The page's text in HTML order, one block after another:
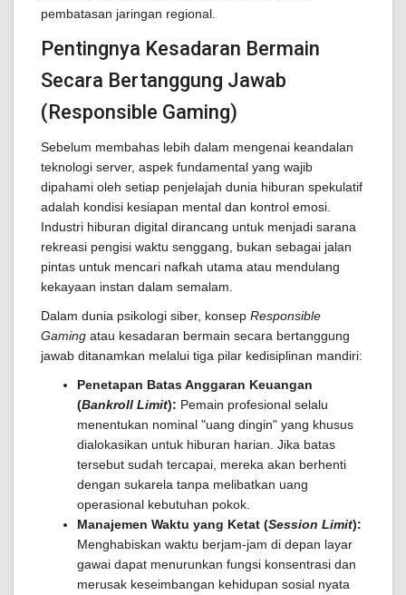
pembatasan jaringan regional.
Pentingnya Kesadaran Bermain
Secara Bertanggung Jawab
(Responsible Gaming)
Sebelum membahas lebih dalam mengenai keandalan
teknologi server, aspek fundamental yang wajib
dipahami oleh setiap penjelajah dunia hiburan spekulatif
adalah kondisi kesiapan mental dan kontrol emosi.
Industri hiburan digital dirancang untuk menjadi sarana
rekreasi pengisi waktu senggang, bukan sebagai jalan
pintas untuk mencari nafkah utama atau mendulang
kekayaan instan dalam semalam.
Dalam dunia psikologi siber, konsep Responsible
Gaming atau kesadaran bermain secara bertanggung
jawab ditanamkan melalui tiga pilar kedisiplinan mandiri:
Penetapan Batas Anggaran Keuangan
(Bankroll Limit): Pemain profesional selalu
menentukan nominal "uang dingin" yang khusus
dialokasikan untuk hiburan harian. Jika batas
tersebut sudah tercapai, mereka akan berhenti
dengan sukarela tanpa melibatkan uang
operasional kebutuhan pokok.
Manajemen Waktu yang Ketat (Session Limit):
Menghabiskan waktu berjam-jam di depan layar
gawai dapat menurunkan fungsi konsentrasi dan
merusak keseimbangan kehidupan sosial nyata